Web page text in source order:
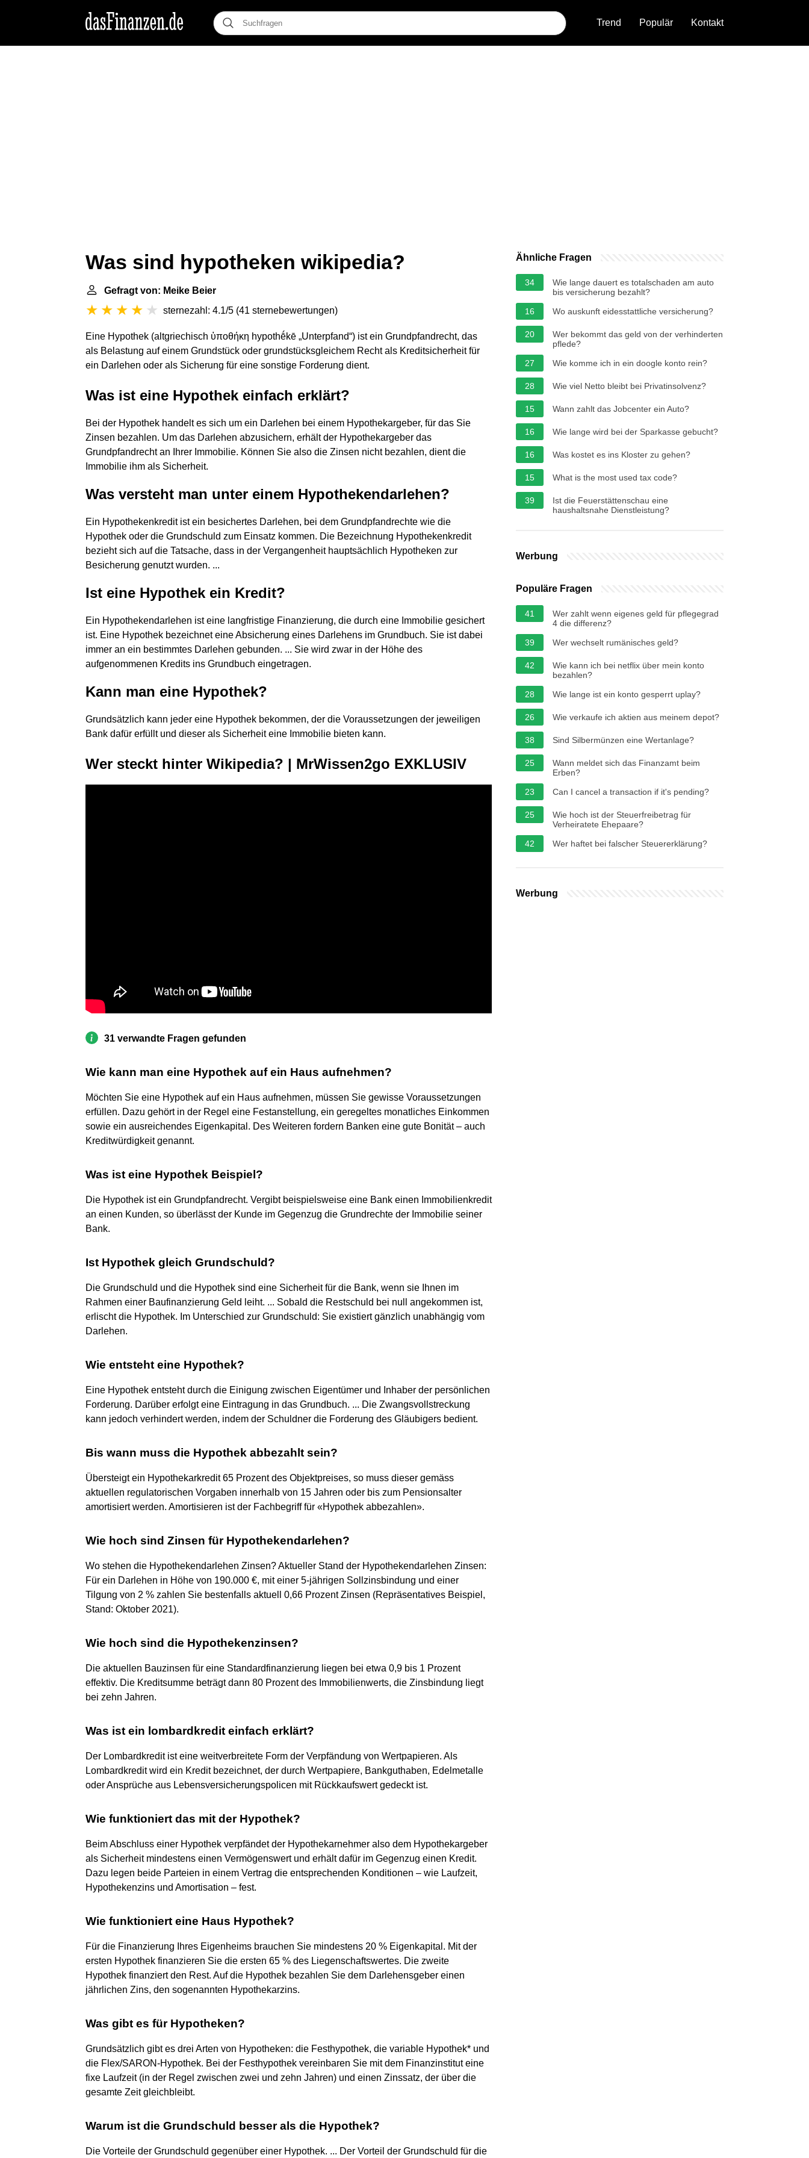
Trend Populär Kontakt
Was sind hypotheken wikipedia?
Gefragt von: Meike Beier
sternezahl: 4.1/5 (41 sternebewertungen)
Eine Hypothek (altgriechisch ὑποθήκη hypothḗkē „Unterpfand“) ist ein Grundpfandrecht, das
als Belastung auf einem Grundstück oder grundstücksgleichem Recht als Kreditsicherheit für
ein Darlehen oder als Sicherung für eine sonstige Forderung dient.
Was ist eine Hypothek einfach erklärt?
Bei der Hypothek handelt es sich um ein Darlehen bei einem Hypothekargeber, für das Sie
Zinsen bezahlen. Um das Darlehen abzusichern, erhält der Hypothekargeber das
Grundpfandrecht an Ihrer Immobilie. Können Sie also die Zinsen nicht bezahlen, dient die
Immobilie ihm als Sicherheit.
Was versteht man unter einem Hypothekendarlehen?
Ein Hypothekenkredit ist ein besichertes Darlehen, bei dem Grundpfandrechte wie die
Hypothek oder die Grundschuld zum Einsatz kommen. Die Bezeichnung Hypothekenkredit
bezieht sich auf die Tatsache, dass in der Vergangenheit hauptsächlich Hypotheken zur
Besicherung genutzt wurden. ...
Ist eine Hypothek ein Kredit?
Ein Hypothekendarlehen ist eine langfristige Finanzierung, die durch eine Immobilie gesichert
ist. Eine Hypothek bezeichnet eine Absicherung eines Darlehens im Grundbuch. Sie ist dabei
immer an ein bestimmtes Darlehen gebunden. ... Sie wird zwar in der Höhe des
aufgenommenen Kredits ins Grundbuch eingetragen.
Kann man eine Hypothek?
Grundsätzlich kann jeder eine Hypothek bekommen, der die Voraussetzungen der jeweiligen
Bank dafür erfüllt und dieser als Sicherheit eine Immobilie bieten kann.
Wer steckt hinter Wikipedia? | MrWissen2go EXKLUSIV
31 verwandte Fragen gefunden
Wie kann man eine Hypothek auf ein Haus aufnehmen?
Möchten Sie eine Hypothek auf ein Haus aufnehmen, müssen Sie gewisse Voraussetzungen
erfüllen. Dazu gehört in der Regel eine Festanstellung, ein geregeltes monatliches Einkommen
sowie ein ausreichendes Eigenkapital. Des Weiteren fordern Banken eine gute Bonität – auch
Kreditwürdigkeit genannt.
Was ist eine Hypothek Beispiel?
Die Hypothek ist ein Grundpfandrecht. Vergibt beispielsweise eine Bank einen Immobilienkredit
an einen Kunden, so überlässt der Kunde im Gegenzug die Grundrechte der Immobilie seiner
Bank.
Ist Hypothek gleich Grundschuld?
Die Grundschuld und die Hypothek sind eine Sicherheit für die Bank, wenn sie Ihnen im
Rahmen einer Baufinanzierung Geld leiht. ... Sobald die Restschuld bei null angekommen ist,
erlischt die Hypothek. Im Unterschied zur Grundschuld: Sie existiert gänzlich unabhängig vom
Darlehen.
Wie entsteht eine Hypothek?
Eine Hypothek entsteht durch die Einigung zwischen Eigentümer und Inhaber der persönlichen
Forderung. Darüber erfolgt eine Eintragung in das Grundbuch. ... Die Zwangsvollstreckung
kann jedoch verhindert werden, indem der Schuldner die Forderung des Gläubigers bedient.
Bis wann muss die Hypothek abbezahlt sein?
Übersteigt ein Hypothekarkredit 65 Prozent des Objektpreises, so muss dieser gemäss
aktuellen regulatorischen Vorgaben innerhalb von 15 Jahren oder bis zum Pensionsalter
amortisiert werden. Amortisieren ist der Fachbegriff für «Hypothek abbezahlen».
Wie hoch sind Zinsen für Hypothekendarlehen?
Wo stehen die Hypothekendarlehen Zinsen? Aktueller Stand der Hypothekendarlehen Zinsen:
Für ein Darlehen in Höhe von 190.000 €, mit einer 5-jährigen Sollzinsbindung und einer
Tilgung von 2 % zahlen Sie bestenfalls aktuell 0,66 Prozent Zinsen (Repräsentatives Beispiel,
Stand: Oktober 2021).
Wie hoch sind die Hypothekenzinsen?
Die aktuellen Bauzinsen für eine Standardfinanzierung liegen bei etwa 0,9 bis 1 Prozent
effektiv. Die Kreditsumme beträgt dann 80 Prozent des Immobilienwerts, die Zinsbindung liegt
bei zehn Jahren.
Was ist ein lombardkredit einfach erklärt?
Der Lombardkredit ist eine weitverbreitete Form der Verpfändung von Wertpapieren. Als
Lombardkredit wird ein Kredit bezeichnet, der durch Wertpapiere, Bankguthaben, Edelmetalle
oder Ansprüche aus Lebensversicherungspolicen mit Rückkaufswert gedeckt ist.
Wie funktioniert das mit der Hypothek?
Beim Abschluss einer Hypothek verpfändet der Hypothekarnehmer also dem Hypothekargeber
als Sicherheit mindestens einen Vermögenswert und erhält dafür im Gegenzug einen Kredit.
Dazu legen beide Parteien in einem Vertrag die entsprechenden Konditionen – wie Laufzeit,
Hypothekenzins und Amortisation – fest.
Wie funktioniert eine Haus Hypothek?
Für die Finanzierung Ihres Eigenheims brauchen Sie mindestens 20 % Eigenkapital. Mit der
ersten Hypothek finanzieren Sie die ersten 65 % des Liegenschaftswertes. Die zweite
Hypothek finanziert den Rest. Auf die Hypothek bezahlen Sie dem Darlehensgeber einen
jährlichen Zins, den sogenannten Hypothekarzins.
Was gibt es für Hypotheken?
Grundsätzlich gibt es drei Arten von Hypotheken: die Festhypothek, die variable Hypothek* und
die Flex/SARON-Hypothek. Bei der Festhypothek vereinbaren Sie mit dem Finanzinstitut eine
fixe Laufzeit (in der Regel zwischen zwei und zehn Jahren) und einen Zinssatz, der über die
gesamte Zeit gleichbleibt.
Warum ist die Grundschuld besser als die Hypothek?
Die Vorteile der Grundschuld gegenüber einer Hypothek. ... Der Vorteil der Grundschuld für die
Ähnliche Fragen
34
Wie lange dauert es totalschaden am auto
bis versicherung bezahlt?
16
Wo auskunft eidesstattliche versicherung?
20
Wer bekommt das geld von der verhinderten
pflede?
27
Wie komme ich in ein doogle konto rein?
28 Wie viel Netto bleibt bei Privatinsolvenz?
15 Wann zahlt das Jobcenter ein Auto?
16 Wie lange wird bei der Sparkasse gebucht?
16 Was kostet es ins Kloster zu gehen?
15 What is the most used tax code?
39
Ist die Feuerstättenschau eine
haushaltsnahe Dienstleistung?
Werbung
Populäre Fragen
41
Wer zahlt wenn eigenes geld für pflegegrad
4 die differenz?
39
Wer wechselt rumänisches geld?
42
Wie kann ich bei netflix über mein konto
bezahlen?
28
Wie lange ist ein konto gesperrt uplay?
26 Wie verkaufe ich aktien aus meinem depot?
38 Sind Silbermünzen eine Wertanlage?
25
Wann meldet sich das Finanzamt beim
Erben?
23
Can I cancel a transaction if it's pending?
25
Wie hoch ist der Steuerfreibetrag für
Verheiratete Ehepaare?
42
Wer haftet bei falscher Steuererklärung?
Werbung